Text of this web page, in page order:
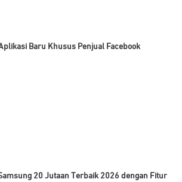
Baru Khusus Penjual Facebook
20 Jutaan Terbaik 2026 dengan Fitur